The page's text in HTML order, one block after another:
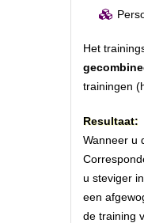
Het
trainingen
Resultaat:
Wanneer u
u steviger
een
de training